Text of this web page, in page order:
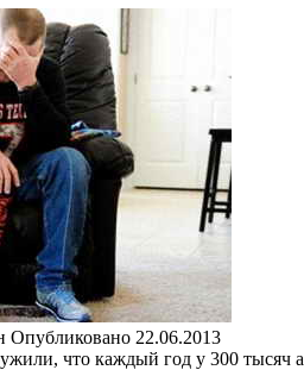
Опубликовано 22.06.2013
что каждый год у 300 тысяч